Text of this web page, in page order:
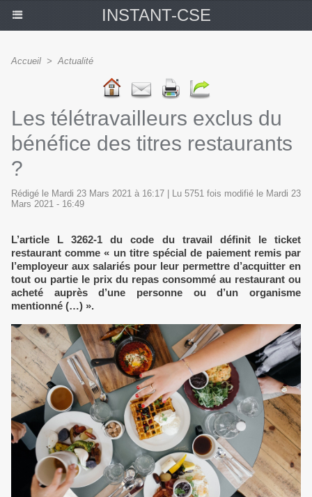
INSTANT-CSE
Accueil > Actualité
Les télétravailleurs exclus du
bénéfice des titres restaurants
?
Rédigé le Mardi 23 Mars 2021 à 16:17 | Lu 5751 fois modifié le Mardi 23
Mars 2021 - 16:49
L’article L 3262-1 du code du travail définit le ticket
restaurant comme « un titre spécial de paiement remis par
l’employeur aux salariés pour leur permettre d’acquitter en
tout ou partie le prix du repas consommé au restaurant ou
acheté auprès d’une personne ou d’un organisme
mentionné (…) ».